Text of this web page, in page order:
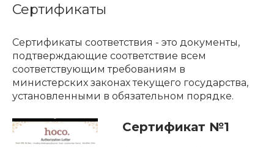
Сертификаты
Сертификаты соответствия - это документы,
подтверждающие соответствие всем
соответствующим требованиям в
министерских законах текущего государства,
установленными в обязательном порядке.
Сертификат №1